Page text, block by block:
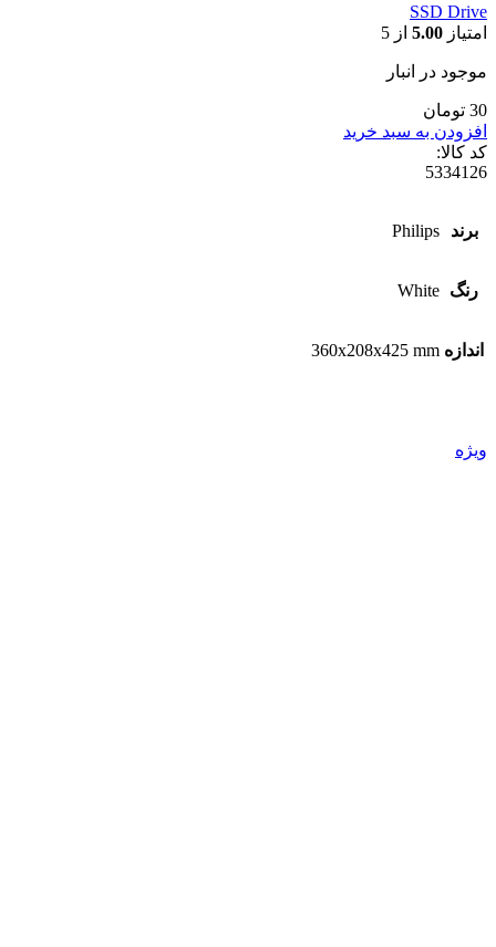
SSD Drive
امتیاز 5.00 از 5
موجود در انبار
30 تومان
افزودن به سبد خرید
کد کالا:
5334126
برند Philips
رنگ White
اندازه 360x208x425 mm
ویژه